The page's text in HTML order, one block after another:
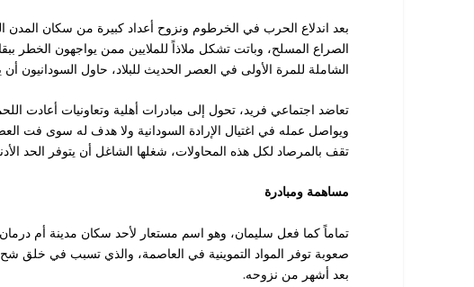
بعد اندلاع الحرب في الخرطوم ونزوح أعداد كبيرة من سكان المدن
الصراع المسلح، وباتت تشكل ملاذاً للملايين ممن يواجهون الخطر
الشاملة للمرة الأولى في العصر الحديث للبلاد، حاول السودانيون
تعاضد اجتماعي فريد، تحول إلى مبادرات أهلية وتعاونيات أعادت
ويواصل عمله في اغتيال الإرادة السودانية ولا هدف له سوى فت
تقف بالمرصاد لكل هذه المحاولات، شغلها الشاغل أن يتوفر الحد
مساهمة ومبادرة
تماماً كما فعل سليمان، وهو اسم مستعار لأحد سكان مدينة أم
صعوبة توفر المواد التموينية في العاصمة، والذي تسبب في خلق
بعد أشهر من نزوحه.